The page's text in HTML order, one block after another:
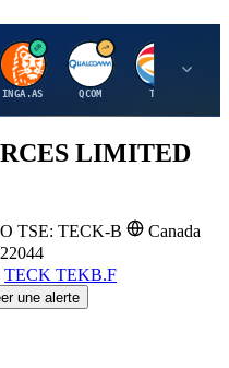
I
INGA.AS
Q
QCOM
T
TTE
LIMITED
TSE: TECK-B
Canada
TECK TEKB.F
une alerte